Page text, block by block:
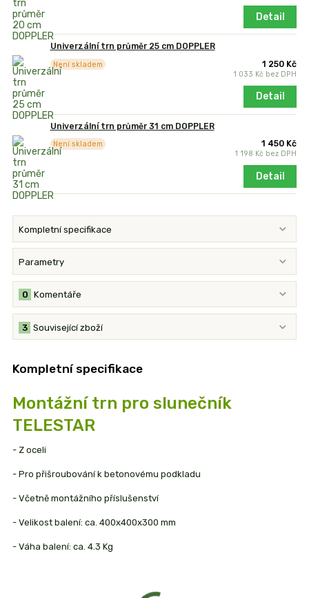
Detail
Univerzální trn průměr 25 cm DOPPLER
1 250 Kč
1 033 Kč bez DPH
Není skladem
Detail
Univerzální trn průměr 31 cm DOPPLER
1 450 Kč
1 198 Kč bez DPH
Není skladem
Detail
Kompletní specifikace
Parametry
Komentáře
0
Související zboží
3
Kompletní specifikace
Montážní trn pro slunečník
TELESTAR
- Z oceli
- Pro přišroubování k betonovému podkladu
- Včetně montážního příslušenství
- Velikost balení: ca. 400x400x300 mm
- Váha balení: ca. 4.3 Kg